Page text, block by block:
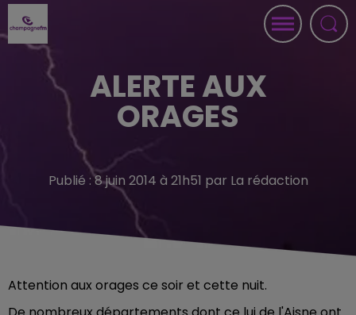
ALERTE AUX
ORAGES
Publié : 8 juin 2014 à 21h51 par La rédaction
Attention aux orages ce soir et cette nuit.